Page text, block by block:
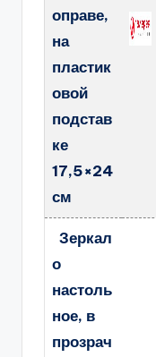
оправе,
на
пластик
овой
подстав
ке
17,5×24
см
Зеркал
о
настоль
ное, в
прозрач